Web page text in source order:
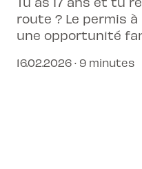
route ? Le permis à
une opportunité
commencer ton
16.02.2026 · 9 minutes